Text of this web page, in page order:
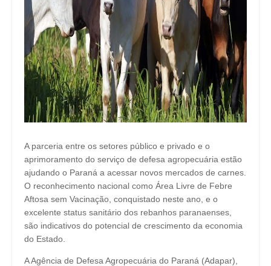
A parceria entre os setores público e privado e o
aprimoramento do serviço de defesa agropecuária estão
ajudando o Paraná a acessar novos mercados de carnes.
O reconhecimento nacional como Área Livre de Febre
Aftosa sem Vacinação, conquistado neste ano, e o
excelente status sanitário dos rebanhos paranaenses,
são indicativos do potencial de crescimento da economia
do Estado.
A Agência de Defesa Agropecuária do Paraná (Adapar),